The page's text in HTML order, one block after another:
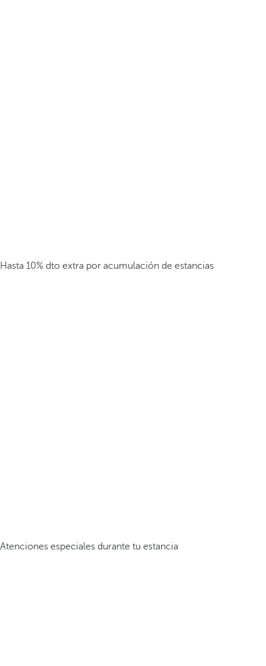
Hasta 10% dto extra por acumulación de estancias
Atenciones especiales durante tu estancia